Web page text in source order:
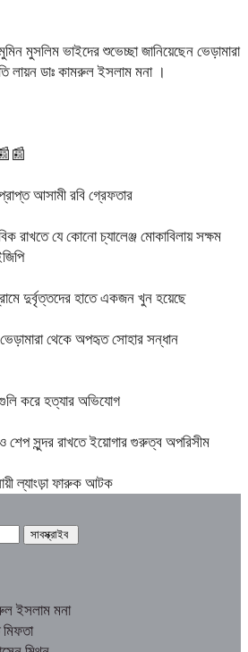
মুসলিম ভাইদের শুভেচ্ছা জানিয়েছেন ভেড়ামারা
লায়ন ডাঃ কামরুল ইসলাম মনা ।
আসামী রবি গ্রেফতার
রাখতে যে কোনো চ্যালেঞ্জ মোকাবিলায় সক্ষম
দুর্বৃত্তদের হাতে একজন খুন হয়েছে
থেকে অপহৃত সোহার সন্ধান
করে হত্যার অভিযোগ
শেপ সুন্দর রাখতে ইয়োগার গুরুত্ব অপরিসীম
ল্যাংড়া ফারুক আটক
ইসলাম মনা